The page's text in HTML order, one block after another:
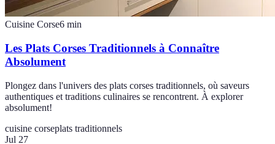
Cuisine Corse6 min
Les Plats Corses Traditionnels à Connaître
Absolument
Plongez dans l'univers des plats corses traditionnels, où saveurs
authentiques et traditions culinaires se rencontrent. À explorer
absolument!
cuisine corseplats traditionnels
Jul 27